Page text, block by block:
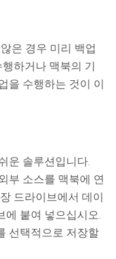
은 경우 미리 백업
하거나 맥북의 기
을 수행하는 것이 이
운 솔루션입니다.
부 소스를 맥북에 연
드라이브에서 데이
에 붙여 넣으십시오.
선택적으로 저장할